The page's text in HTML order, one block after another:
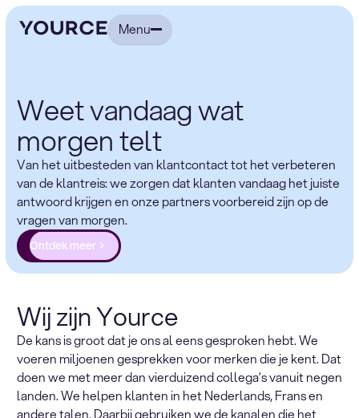
Menu
Weet vandaag wat
morgen telt
Van het uitbesteden van klantcontact tot het verbeteren
van de klantreis: we zorgen dat klanten vandaag het juiste
antwoord krijgen en onze partners voorbereid zijn op de
vragen van morgen.
Ontdek meer
Wij zijn Yource
De kans is groot dat je ons al eens gesproken hebt. We
voeren miljoenen gesprekken voor merken die je kent. Dat
doen we met meer dan vierduizend collega’s vanuit negen
landen. We helpen klanten in het Nederlands, Frans en
andere talen. Daarbij gebruiken we de kanalen die het